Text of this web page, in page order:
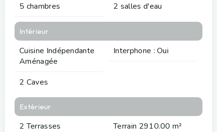
5 chambres
2 salles d'eau
Intérieur
Cuisine Indépendante
Aménagée
Interphone : Oui
2 Caves
Extérieur
2 Terrasses Terrain 2910.00 m²